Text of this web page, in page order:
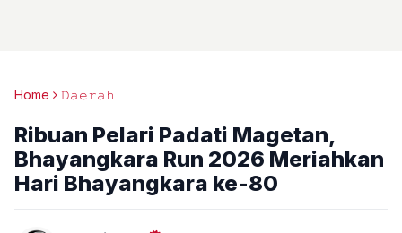
Home 𝙳𝚊𝚎𝚛𝚊𝚑
Ribuan Pelari Padati Magetan,
Bhayangkara Run 2026 Meriahkan
Hari Bhayangkara ke-80